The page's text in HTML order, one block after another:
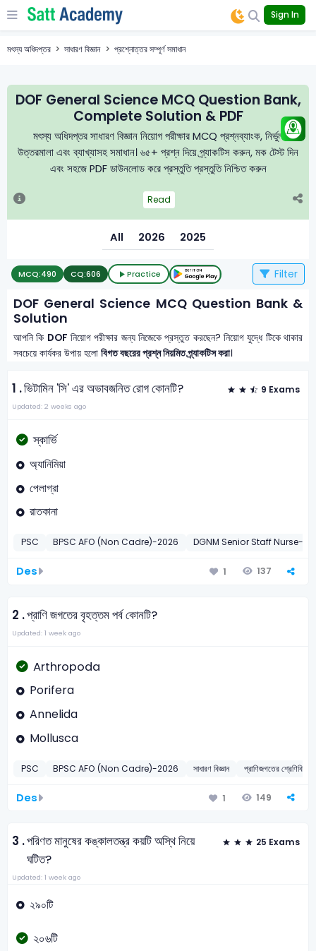
Sign In
মৎস্য অধিদপ্তর সাধারণ বিজ্ঞান প্রশ্নোত্তর সম্পূর্ণ সমাধান
DOF General Science MCQ Question Bank,
Complete Solution & PDF
মৎস্য অধিদপ্তর সাধারণ বিজ্ঞান নিয়োগ পরীক্ষার MCQ প্রশ্নব্যাংক, নির্ভুল
উত্তরমালা এবং ব্যাখ্যাসহ সমাধান। ৬৫+ প্রশ্ন দিয়ে প্র্যাকটিস করুন, মক টেস্ট দিন
এবং সহজে PDF ডাউনলোড করে প্রস্তুতি প্রস্তুতি নিশ্চিত করুন
Read
All 2026 2025
MCQ:490 CQ:606 Practice Filter
DOF General Science MCQ Question Bank &
Solution
আপনি কি DOF নিয়োগ পরীক্ষার জন্য নিজেকে প্রস্তুত করছেন? নিয়োগ যুদ্ধে টিকে থাকার
সবচেয়ে কার্যকর উপায় হলোবিগত বছরের প্রশ্ন নিয়মিত প্র্যাকটিস করা।
1 .ভিটামিন 'সি' এর অভাবজনিত রোগ কোনটি? 9 Exams
Updated: 2 weeks ago
স্কার্ভি
অ্যানিমিয়া
পেলাগ্রা
রাতকানা
PSC BPSC AFO (Non Cadre)-2026 DGNM Senior Staff Nurse-
Des 1 137
2 .প্রাণি জগতের বৃহত্তম পর্ব কোনটি?
Updated: 1 week ago
Arthropoda
Porifera
Annelida
Mollusca
PSC BPSC AFO (Non Cadre)-2026 সাধারণ বিজ্ঞান প্রাণিজগতের
Des 1 149
3 .পরিণত মানুষের কঙ্কালতন্ত্র কয়টি অস্থি নিয়ে
ঘটিত?
25 Exams
Updated: 1 week ago
২৯০টি
২০৬টি